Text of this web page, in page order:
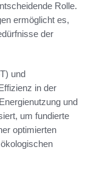
Rolle.
ermöglicht es,
der
und
in der
und
um fundierte
optimierten